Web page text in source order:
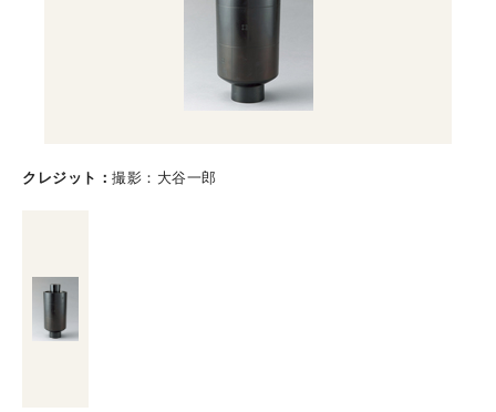
クレジット 撮影：大谷一郎